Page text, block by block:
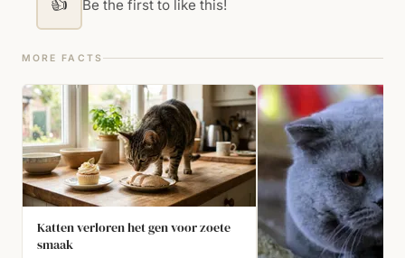
Be the first to like this!
MORE FACTS
Katten verloren het gen voor zoete
smaak